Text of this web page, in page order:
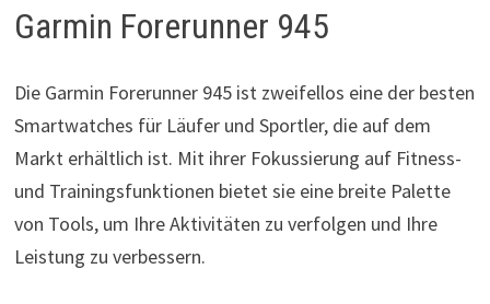
Garmin Forerunner 945
Die Garmin Forerunner 945 ist zweifellos eine der besten
Smartwatches für Läufer und Sportler, die auf dem
Markt erhältlich ist. Mit ihrer Fokussierung auf Fitness-
und Trainingsfunktionen bietet sie eine breite Palette
von Tools, um Ihre Aktivitäten zu verfolgen und Ihre
Leistung zu verbessern.